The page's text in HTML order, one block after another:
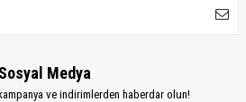
Sosyal Medya
ve indirimlerden haberdar olun!